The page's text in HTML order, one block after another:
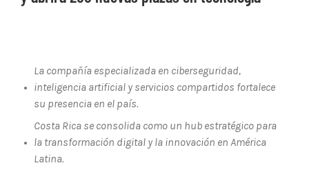
•
La compañía especializada en ciberseguridad,
inteligencia artificial y servicios compartidos fortalece
su presencia en el país.
•
Costa Rica se consolida como un hub estratégico para
la transformación digital y la innovación en América
Latina.